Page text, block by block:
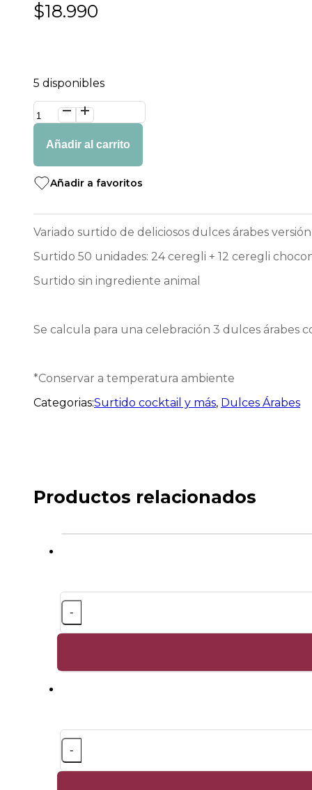
$18.990
5 disponibles
Surtido
dulces
cocktail
4
variedades
cantidad
Añadir al carrito
Añadir a favoritos
Variado surtido de deliciosos dulces árabes
Surtido 50 unidades: 24 ceregli + 12 ceregli
Surtido sin ingrediente animal
Se calcula para una celebración 3 dulces árabes
*Conservar a temperatura ambiente
Categorias:Surtido cocktail y más, Dulces Árabes
Productos relacionados
-
-